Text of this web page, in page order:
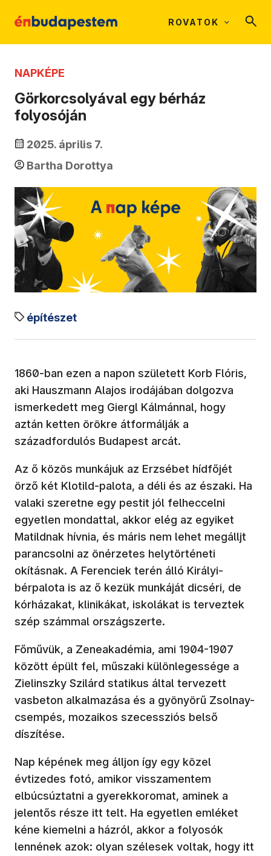
ROVATOK
NAPKÉPE
Görkorcsolyával egy bérház
folyosóján
2025. április 7.
Bartha Dorottya
építészet
1860-ban ezen a napon született Korb Flóris,
aki Hauszmann Alajos irodájában dolgozva
ismerkedett meg Giergl Kálmánnal, hogy
aztán ketten örökre átformálják a
századfordulós Budapest arcát.
Az ő közös munkájuk az Erzsébet hídfőjét
örző két Klotild-palota, a déli és az északi. Ha
valaki szeretne egy pestit jól felheccelni
egyetlen mondattal, akkor elég az egyiket
Matildnak hívnia, és máris nem lehet megálljt
parancsolni az önérzetes helytörténeti
okításnak. A Ferenciek terén álló Királyi-
bérpalota is az ő kezük munkáját dicséri, de
kórházakat, klinikákat, iskolákat is terveztek
szép számmal országszerte.
Főművük, a Zeneakadémia, ami 1904-1907
között épült fel, műszaki különlegessége a
Zielinszky Szilárd statikus által tervezett
vasbeton alkalmazása és a gyönyörű Zsolnay-
csempés, mozaikos szecessziós belső
díszítése.
Nap képének meg álljon így egy közel
évtizedes fotó, amikor visszamentem
elbúcsúztatni a gyerekkoromat, aminek a
jelentős része itt telt. Ha egyetlen emléket
kéne kiemelni a házról, akkor a folyosók
lennének azok: olyan szélesek voltak, hogy itt